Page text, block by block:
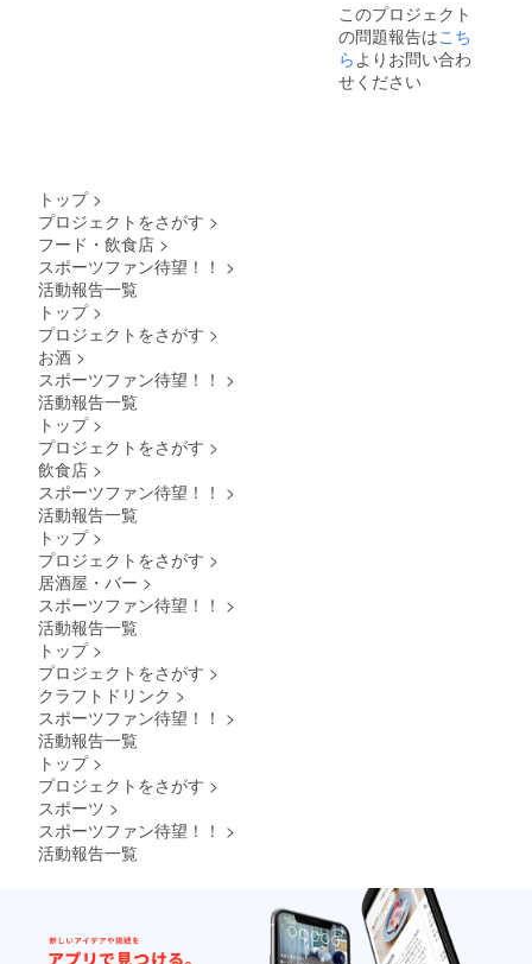
限を過
ぎた場
合は権
利を失
効しま
このプロジェクト
の問題報告はこち
らよりお問い合わ
せください
トップ >
プロジェクトをさがす >
フード・飲食店 >
スポーツファン待望！！ >
活動報告一覧
トップ >
プロジェクトをさがす >
お酒 >
スポーツファン待望！！ >
活動報告一覧
トップ >
プロジェクトをさがす >
飲食店 >
スポーツファン待望！！ >
活動報告一覧
トップ >
プロジェクトをさがす >
居酒屋・バー >
スポーツファン待望！！ >
活動報告一覧
トップ >
プロジェクトをさがす >
クラフトドリンク >
スポーツファン待望！！ >
活動報告一覧
トップ >
プロジェクトをさがす >
スポーツ >
スポーツファン待望！！ >
活動報告一覧